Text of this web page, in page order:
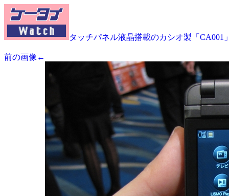
タッチパネル液晶搭載のカシオ製「CA001
前の画像←